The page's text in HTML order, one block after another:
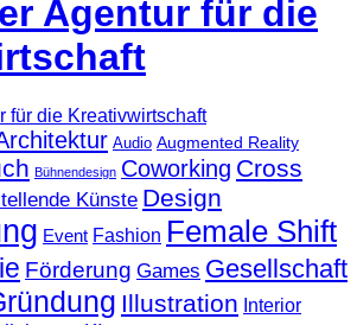
Audio Augmented Reality
Bühnendesign Coworking Cross
Künste Design
Event Fashion Female Shift
Förderung Games Gesellschaft
Illustration Interior